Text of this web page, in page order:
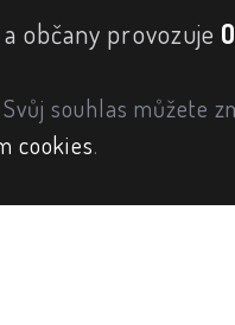
občany provozuje
souhlas můžete
cookies.